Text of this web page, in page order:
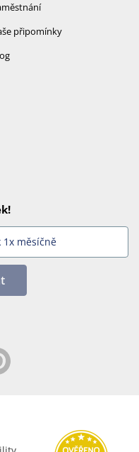
připomínky